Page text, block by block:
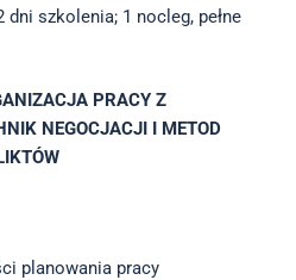
szkolenia; 1 nocleg, pełne
PRACY Z
NEGOCJACJI I METOD
planowania pracy